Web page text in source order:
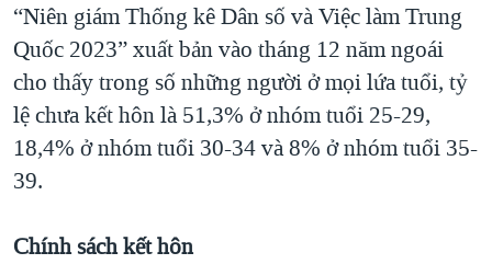
“Niên giám Thống kê Dân số và Việc làm Trung
Quốc 2023” xuất bản vào tháng 12 năm ngoái
cho thấy trong số những người ở mọi lứa tuổi, tỷ
lệ chưa kết hôn là 51,3% ở nhóm tuổi 25-29,
18,4% ở nhóm tuổi 30-34 và 8% ở nhóm tuổi 35-
39.
Chính sách kết hôn